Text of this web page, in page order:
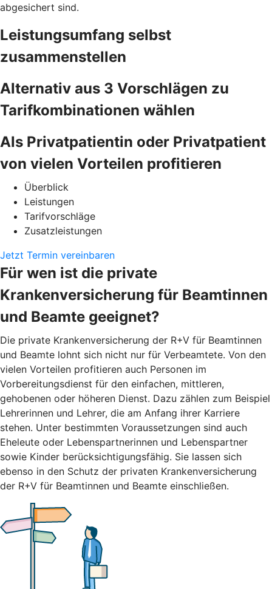
abgesichert sind.
Leistungsumfang selbst
zusammenstellen
Alternativ aus 3 Vorschlägen zu
Tarifkombinationen wählen
Als Privatpatientin oder Privatpatient
von vielen Vorteilen profitieren
Überblick
Leistungen
Tarifvorschläge
Zusatzleistungen
Jetzt Termin vereinbaren
Für wen ist die private
Krankenversicherung für Beamtinnen
und Beamte geeignet?
Die private Krankenversicherung der R+V für Beamtinnen
und Beamte lohnt sich nicht nur für Verbeamtete. Von den
vielen Vorteilen profitieren auch Personen im
Vorbereitungsdienst für den einfachen, mittleren,
gehobenen oder höheren Dienst. Dazu zählen zum Beispiel
Lehrerinnen und Lehrer, die am Anfang ihrer Karriere
stehen. Unter bestimmten Voraussetzungen sind auch
Eheleute oder Lebenspartnerinnen und Lebenspartner
sowie Kinder berücksichtigungsfähig. Sie lassen sich
ebenso in den Schutz der privaten Krankenversicherung
der R+V für Beamtinnen und Beamte einschließen.